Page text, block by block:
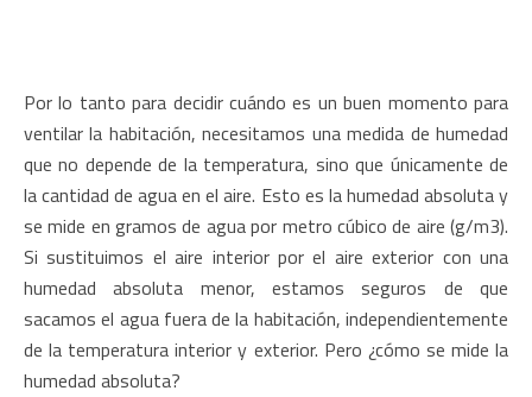
Por lo tanto para decidir cuándo es un buen momento para
ventilar la habitación, necesitamos una medida de humedad
que no depende de la temperatura, sino que únicamente de
la cantidad de agua en el aire. Esto es la humedad absoluta y
se mide en gramos de agua por metro cúbico de aire (g/m3).
Si sustituimos el aire interior por el aire exterior con una
humedad absoluta menor, estamos seguros de que
sacamos el agua fuera de la habitación, independientemente
de la temperatura interior y exterior. Pero ¿cómo se mide la
humedad absoluta?